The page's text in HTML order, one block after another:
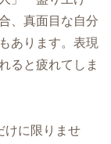
、真面目な自分
あります。表現
ると疲れてしま
けに限りませ